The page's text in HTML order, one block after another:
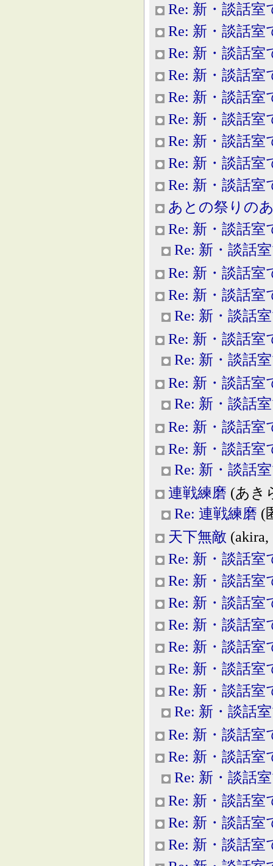
Re: 新・談話室
Re: 新・談話室
Re: 新・談話室
Re: 新・談話室
Re: 新・談話室
Re: 新・談話室
Re: 新・談話室
Re: 新・談話室
Re: 新・談話室
あとの祭りの
Re: 新・談話室
Re: 新・談話
Re: 新・談話室
Re: 新・談話室
Re: 新・談話
Re: 新・談話室
Re: 新・談話
Re: 新・談話室
Re: 新・談話
Re: 新・談話室
Re: 新・談話室
Re: 新・談話
連戦練磨 (あき
Re: 連戦練磨 (
天下無敵 (akira,
Re: 新・談話室
Re: 新・談話室
Re: 新・談話室
Re: 新・談話室
Re: 新・談話室
Re: 新・談話室
Re: 新・談話室
Re: 新・談話
Re: 新・談話室
Re: 新・談話室
Re: 新・談話
Re: 新・談話室
Re: 新・談話室
Re: 新・談話室